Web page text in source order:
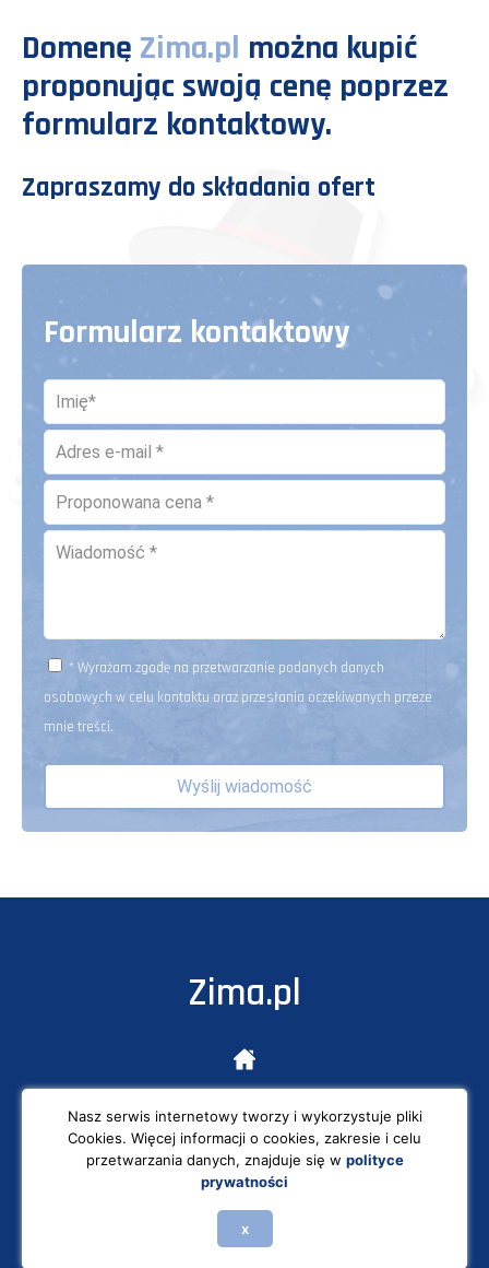
Domenę Zima.pl można kupić
proponując swoją cenę poprzez
formularz kontaktowy.
Zapraszamy do składania ofert
Formularz kontaktowy
* Wyrażam zgodę na przetwarzanie podanych danych
osobowych w celu kontaktu oraz przesłania oczekiwanych przeze
mnie treści.
Zima.pl
Informacje o domenie
Przykładowe ceny domen
Kontakt
Nasz serwis internetowy tworzy i wykorzystuje pliki
Cookies. Więcej informacji o cookies, zakresie i celu
przetwarzania danych, znajduje się w polityce
prywatności
x